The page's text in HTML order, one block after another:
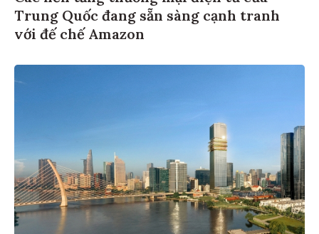
Trung Quốc đang sẵn sàng cạnh tranh
với đế chế Amazon